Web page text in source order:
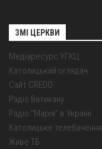
ЗМІ ЦЕРКВИ
Медіаресурс УГКЦ
Католицький оглядач
Сайт CREDO
Радіо Ватикану
Радіо "Марія" в Україні
Католицьке телебачення
Живе ТБ